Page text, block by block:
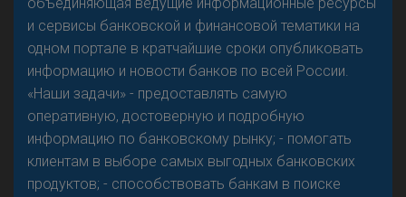
Резкого разворота на рынке автокредитов не
предвидится - «Интервью»
и сервисы банковской и финансовой тематики на
одном портале в кратчайшие сроки опубликовать
информацию и новости банков по всей России.
«Наши задачи» - предоставлять самую
оперативную, достоверную и подробную
информацию по банковскому рынку; - помогать
клиентам в выборе самых выгодных банковских
продуктов; - способствовать банкам в поиске